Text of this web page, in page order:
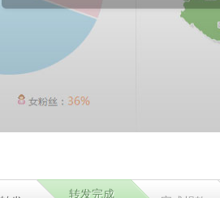
转发完成